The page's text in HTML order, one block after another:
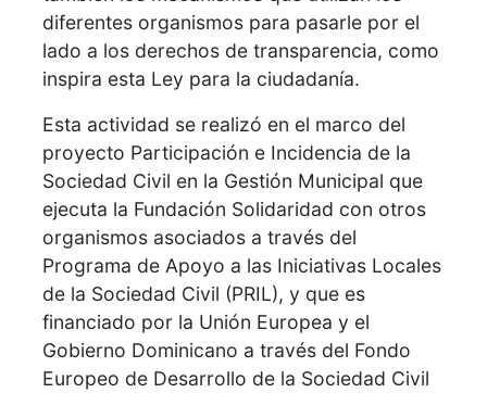
diferentes organismos para pasarle por el
lado a los derechos de transparencia, como
inspira esta Ley para la ciudadanía.
Esta actividad se realizó en el marco del
proyecto Participación e Incidencia de la
Sociedad Civil en la Gestión Municipal que
ejecuta la Fundación Solidaridad con otros
organismos asociados a través del
Programa de Apoyo a las Iniciativas Locales
de la Sociedad Civil (PRIL), y que es
financiado por la Unión Europea y el
Gobierno Dominicano a través del Fondo
Europeo de Desarrollo de la Sociedad Civil